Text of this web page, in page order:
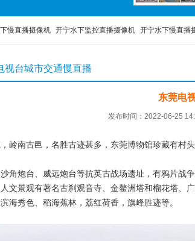
慢直播摄像机 开宁水下监控直播摄像机 开宁水下慢直播
视台城市交通慢直播
东莞电
发布时间：2022-06-25
岭南古邑，名胜古迹甚多，东莞博物馆珍藏有村
角炮台、威远炮台等抗英古战场遗址，有鸦片战
文景观有著名古刹观音寺、金鳌洲塔和榴花塔
海秀色、稻海蕉林，荔红荷香，旗峰胜迹等。